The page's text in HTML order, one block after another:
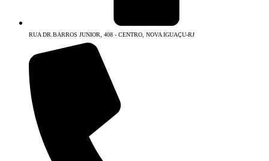
RUA DR.BARROS JUNIOR, 408 - CENTRO, NOVA IGUAÇU-RJ